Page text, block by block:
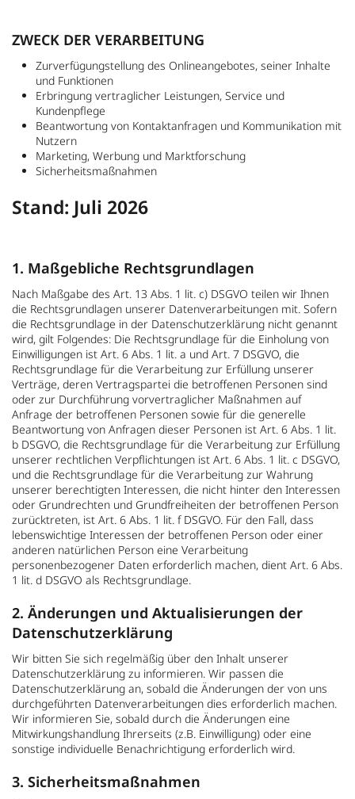
ZWECK DER VERARBEITUNG
Zurverfügungstellung des Onlineangebotes, seiner Inhalte
und Funktionen
Erbringung vertraglicher Leistungen, Service und
Kundenpflege
Beantwortung von Kontaktanfragen und Kommunikation mit
Nutzern
Marketing, Werbung und Marktforschung
Sicherheitsmaßnahmen
Stand: Juli 2026
1. Maßgebliche Rechtsgrundlagen
Nach Maßgabe des Art. 13 Abs. 1 lit. c) DSGVO teilen wir Ihnen
die Rechtsgrundlagen unserer Datenverarbeitungen mit. Sofern
die Rechtsgrundlage in der Datenschutzerklärung nicht genannt
wird, gilt Folgendes: Die Rechtsgrundlage für die Einholung von
Einwilligungen ist Art. 6 Abs. 1 lit. a und Art. 7 DSGVO, die
Rechtsgrundlage für die Verarbeitung zur Erfüllung unserer
Verträge, deren Vertragspartei die betroffenen Personen sind
oder zur Durchführung vorvertraglicher Maßnahmen auf
Anfrage der betroffenen Personen sowie für die generelle
Beantwortung von Anfragen dieser Personen ist Art. 6 Abs. 1 lit.
b DSGVO, die Rechtsgrundlage für die Verarbeitung zur Erfüllung
unserer rechtlichen Verpflichtungen ist Art. 6 Abs. 1 lit. c DSGVO,
und die Rechtsgrundlage für die Verarbeitung zur Wahrung
unserer berechtigten Interessen, die nicht hinter den Interessen
oder Grundrechten und Grundfreiheiten der betroffenen Person
zurücktreten, ist Art. 6 Abs. 1 lit. f DSGVO. Für den Fall, dass
lebenswichtige Interessen der betroffenen Person oder einer
anderen natürlichen Person eine Verarbeitung
personenbezogener Daten erforderlich machen, dient Art. 6 Abs.
1 lit. d DSGVO als Rechtsgrundlage.
2. Änderungen und Aktualisierungen der
Datenschutzerklärung
Wir bitten Sie sich regelmäßig über den Inhalt unserer
Datenschutzerklärung zu informieren. Wir passen die
Datenschutzerklärung an, sobald die Änderungen der von uns
durchgeführten Datenverarbeitungen dies erforderlich machen.
Wir informieren Sie, sobald durch die Änderungen eine
Mitwirkungshandlung Ihrerseits (z.B. Einwilligung) oder eine
sonstige individuelle Benachrichtigung erforderlich wird.
3. Sicherheitsmaßnahmen